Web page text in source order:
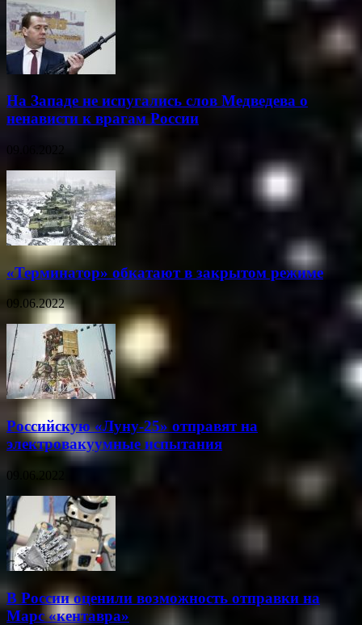
На Западе не испугались слов Медведева о
ненависти к врагам России
«Терминатор» обкатают в закрытом режиме
09.06.2022
Российскую «Луну-25» отправят на
электровакуумные испытания
09.06.2022
В России оценили возможность отправки на
Марс «кентавра»